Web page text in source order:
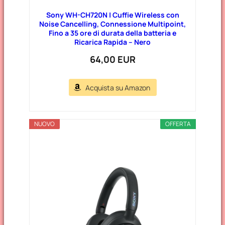
Sony WH-CH720N | Cuffie Wireless con
Noise Cancelling, Connessione Multipoint,
Fino a 35 ore di durata della batteria e
Ricarica Rapida – Nero
64,00 EUR
Acquista su Amazon
OFFERTA
NUOVO